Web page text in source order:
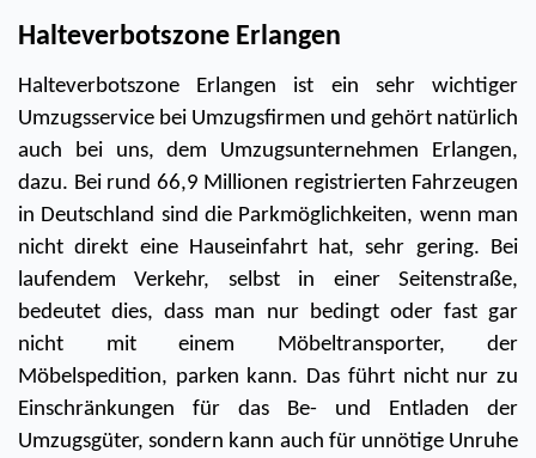
Halteverbotszone Erlangen
Halteverbotszone Erlangen ist ein sehr wichtiger
Umzugsservice bei Umzugsfirmen und gehört natürlich
auch bei uns, dem Umzugsunternehmen Erlangen,
dazu. Bei rund 66,9 Millionen registrierten Fahrzeugen
in Deutschland sind die Parkmöglichkeiten, wenn man
nicht direkt eine Hauseinfahrt hat, sehr gering. Bei
laufendem Verkehr, selbst in einer Seitenstraße,
bedeutet dies, dass man nur bedingt oder fast gar
nicht mit einem Möbeltransporter, der
Möbelspedition, parken kann. Das führt nicht nur zu
Einschränkungen für das Be- und Entladen der
Umzugsgüter, sondern kann auch für unnötige Unruhe